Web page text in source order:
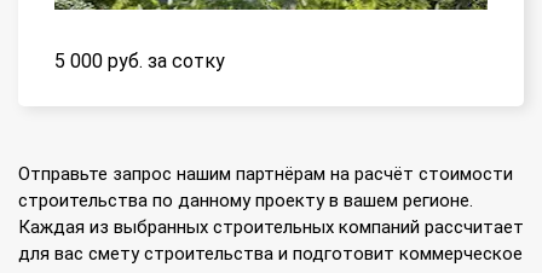
5 000 руб. за сотку
Отправьте запрос нашим партнёрам на расчёт стоимости
строительства по данному проекту в вашем регионе.
Каждая из выбранных строительных компаний рассчитает
для вас смету строительства и подготовит коммерческое